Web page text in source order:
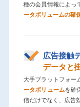
種の会員情報によっ
ータボリュームの確
広告接触
データと
大手プラットフォー
ータボリュームを確
信だけでなく、広告